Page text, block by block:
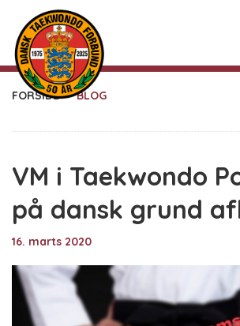
FORSIDE BLOG
VM i Taekwondo
på dansk grund
16. marts 2020